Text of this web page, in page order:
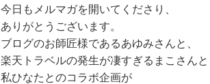
今日もメルマガを開いてくださり、
ありがとうございます。
ブログのお師匠様であるあゆみさんと、
楽天トラベルの発生が凄すぎるまこさんと
私ひなたとのコラボ企画が